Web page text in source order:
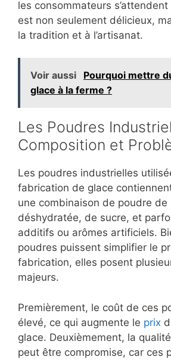
les consommateurs
est non seulement délicieux,
la tradition et à l’artisanat.
Voir aussi
Pourquoi mettre
glace à la ferme ?
Les Poudres
Composition et
Les poudres industrielles
fabrication de glace
une combinaison de poudre de
déshydratée, de sucre, et
additifs ou arômes artificiels.
poudres puissent simplifier le
fabrication, elles posent
majeurs.
Premièrement, le coût de ces
élevé, ce qui augmente le prix
glace. Deuxièmement, la
peut être compromise, car ces